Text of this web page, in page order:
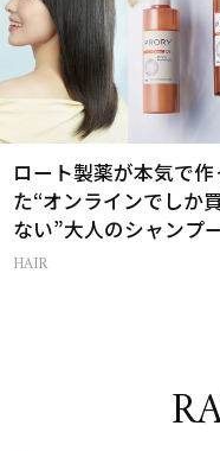
ロート製薬が本気で作
た“オンラインでしか
ない”大人のシャンプ
トリートメントって？
HAIR